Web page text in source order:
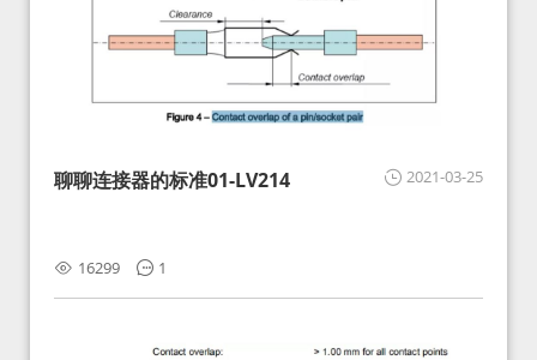
2021-03-25
聊聊连接器的标准01-LV214
16299 1